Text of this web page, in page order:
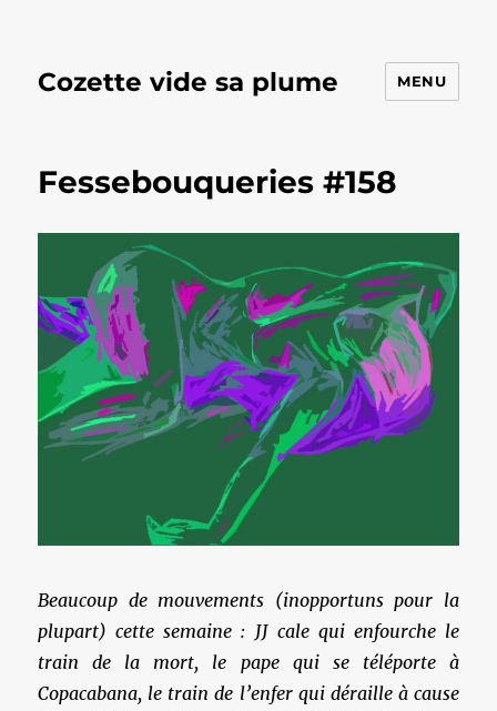
Cozette vide sa plume MENU
Fessebouqueries #158
Beaucoup de mouvements (inopportuns pour la
plupart) cette semaine : JJ cale qui enfourche le
train de la mort, le pape qui se téléporte à
Copacabana, le train de l’enfer qui déraille à cause